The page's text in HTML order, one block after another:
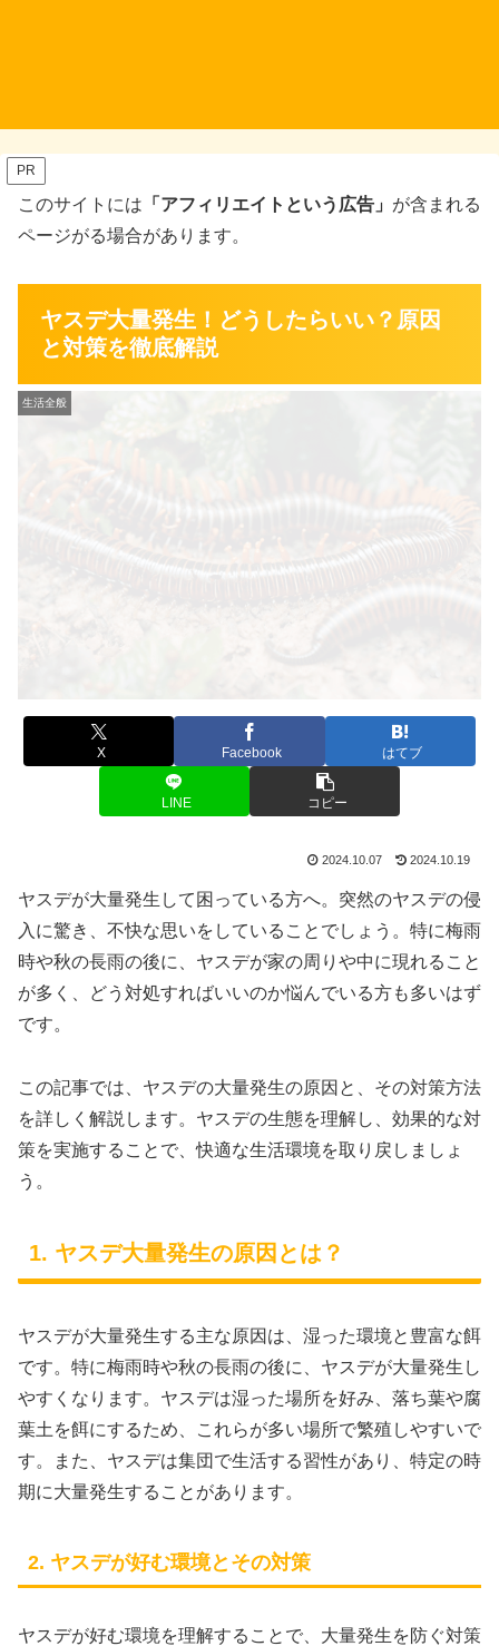
PR
このサイトには 「アフィリエイトという広告」 が含まれる
ページがる場合があります。
ヤスデ大量発生！どうしたらいい？原因
と対策を徹底解説
生活全般
X Facebook はてブ
LINE コピー
2024.10.07 2024.10.19
ヤスデが大量発生して困っている方へ。突然のヤスデの侵
入に驚き、不快な思いをしていることでしょう。特に梅雨
時や秋の長雨の後に、ヤスデが家の周りや中に現れること
が多く、どう対処すればいいのか悩んでいる方も多いはず
です。
この記事では、ヤスデの大量発生の原因と、その対策方法
を詳しく解説します。ヤスデの生態を理解し、効果的な対
策を実施することで、快適な生活環境を取り戻しましょ
う。
1. ヤスデ大量発生の原因とは？
ヤスデが大量発生する主な原因は、湿った環境と豊富な餌
です。特に梅雨時や秋の長雨の後に、ヤスデが大量発生し
やすくなります。ヤスデは湿った場所を好み、落ち葉や腐
葉土を餌にするため、これらが多い場所で繁殖しやすいで
す。また、ヤスデは集団で生活する習性があり、特定の時
期に大量発生することがあります。
2. ヤスデが好む環境とその対策
ヤスデが好む環境を理解することで、大量発生を防ぐ対策